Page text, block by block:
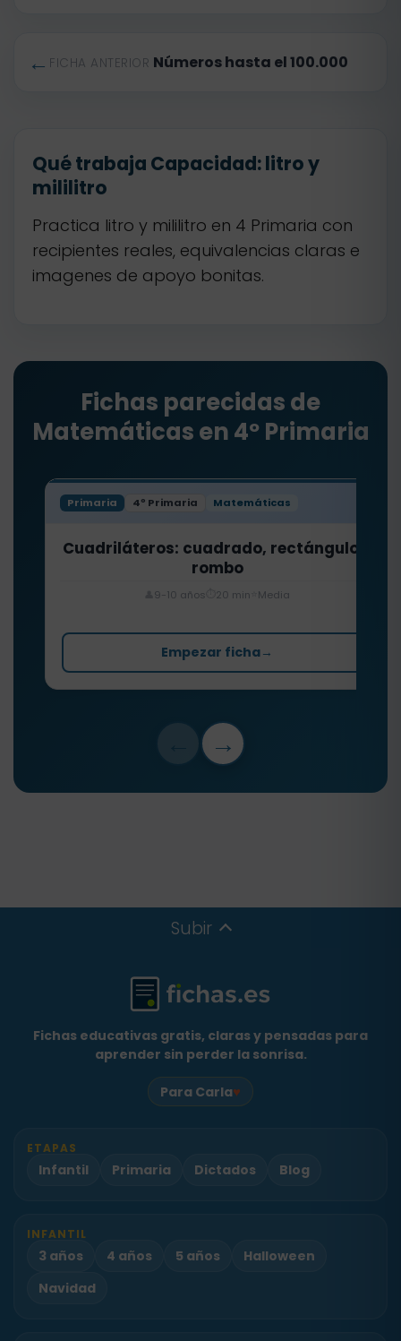
← FICHA ANTERIOR Números hasta el 100.000
Qué trabaja Capacidad: litro y
mililitro
Practica litro y mililitro en 4 Primaria con
recipientes reales, equivalencias claras e
imagenes de apoyo bonitas.
Fichas parecidas de
Matemáticas en 4º Primaria
Primaria 4º Primaria Matemáticas
Cuadriláteros: cuadrado, rectángulo y
rombo
9-10 años 20 min Media
Empezar ficha→
→
Subir
Fichas educativas gratis, claras y pensadas para
aprender sin perder la sonrisa.
Para Carla♥
ETAPAS
Infantil Primaria Dictados Blog
INFANTIL
3 años 4 años 5 años
Halloween
Navidad